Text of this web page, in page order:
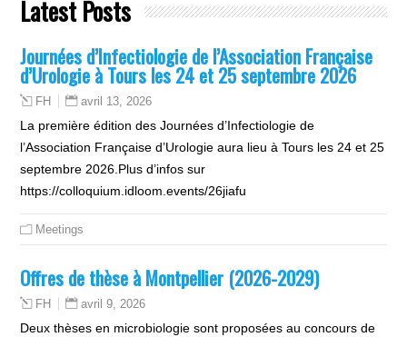
Latest Posts
Journées d’Infectiologie de l’Association Française
d’Urologie à Tours les 24 et 25 septembre 2026
FH avril 13, 2026
La première édition des Journées d’Infectiologie de
l’Association Française d’Urologie aura lieu à Tours les 24 et 25
septembre 2026.Plus d’infos sur
https://colloquium.idloom.events/26jiafu
Meetings
Offres de thèse à Montpellier (2026-2029)
FH avril 9, 2026
Deux thèses en microbiologie sont proposées au concours de